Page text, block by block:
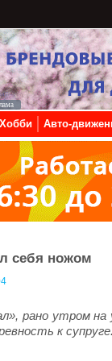
Хобби Авто-
себя ножом
рано утром на
к супруге.